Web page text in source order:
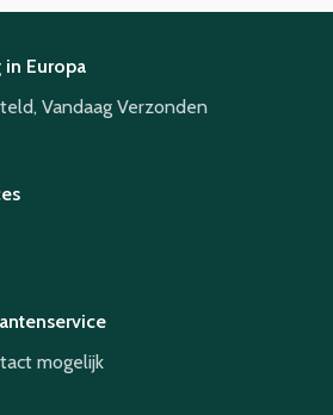
in Europa
Vandaag Verzonden
mogelijk